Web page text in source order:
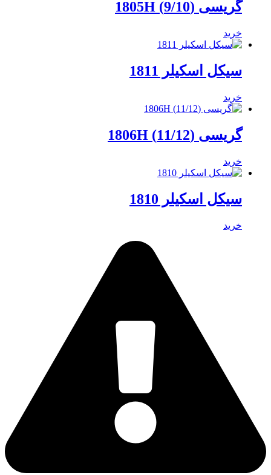
گریسی (9/10) 1805H
خرید
سیکل اسکیلر 1811
خرید
گریسی (11/12) 1806H
خرید
سیکل اسکیلر 1810
خرید